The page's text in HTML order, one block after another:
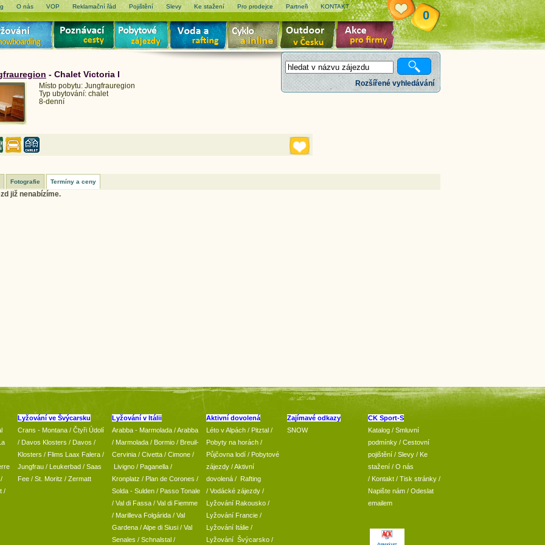
O nás VOP Reklamační řád Pojištění Slevy Ke stažení Pro prodejce Partneři KONTAKT
0
Rozšířené vyhledávání
- Chalet Victoria I
Místo pobytu: Jungfrauregion
Typ ubytování: chalet
8-denní
Fotografie Termíny a ceny
již nenabízíme.
/
/
Lyžování ve Švýcarsku
Crans - Montana / Čtyři Údolí
/ Davos Klosters / Davos /
Klosters / Flims Laax Falera /
Jungfrau / Leukerbad / Saas
Fee / St. Moritz / Zermatt
Lyžování v Itálii
Arabba - Marmolada /Arabba
/ Marmolada / Bormio / Breuil-
Cervinia / Civetta / Cimone /
Livigno / Paganella /
Kronplatz / Plan de Corones /
Solda - Sulden / Passo Tonale
/ Val di Fassa / Val di Fiemme
/ Marilleva Folgárida / Val
Gardena /Alpe di Siusi / Val
Senales / Schnalstal /
Aktivní dovolená
Léto v Alpách / Pitztal /
Pobyty na horách /
Půjčovna lodí / Pobytové
zájezdy /Aktivní
dovolená / Rafting
/ Vodácké zájezdy /
Lyžování Rakousko /
Lyžování Francie /
Lyžování Itálie /
Lyžování Švýcarsko /
Zajímavé odkazy
SNOW
CK Sport-S
Katalog / Smluvní
podmínky / Cestovní
pojištění / Slevy / Ke
stažení / O nás
/ Kontakt / Tisk stránky /
Napište nám / Odeslat
emailem